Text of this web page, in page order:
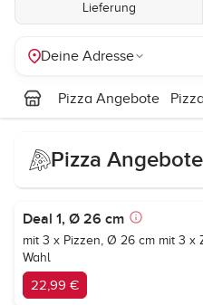
Lieferung
Deine Adresse
Pizza Angebote
Pizza Angebote
Deal 1, Ø 26 cm
mit 3 x Pizzen, Ø 26 cm mit 3 x
Wahl
22,99 €